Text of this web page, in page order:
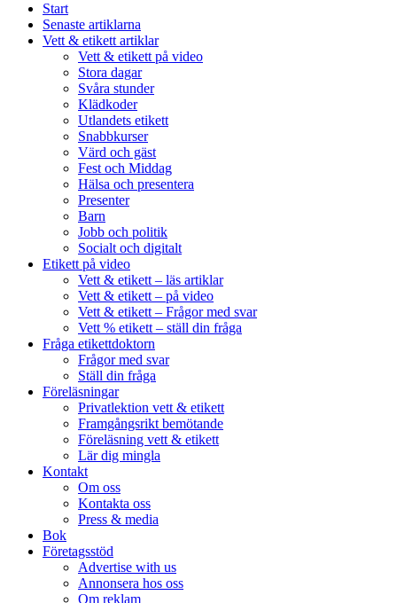
Start
Senaste artiklarna
Vett & etikett artiklar
Vett & etikett på video
Stora dagar
Svåra stunder
Klädkoder
Utlandets etikett
Snabbkurser
Värd och gäst
Fest och Middag
Hälsa och presentera
Presenter
Barn
Jobb och politik
Socialt och digitalt
Etikett på video
Vett & etikett – läs artiklar
Vett & etikett – på video
Vett & etikett – Frågor med svar
Vett % etikett – ställ din fråga
Fråga etikettdoktorn
Frågor med svar
Ställ din fråga
Föreläsningar
Privatlektion vett & etikett
Framgångsrikt bemötande
Föreläsning vett & etikett
Lär dig mingla
Kontakt
Om oss
Kontakta oss
Press & media
Bok
Företagsstöd
Advertise with us
Annonsera hos oss
Om reklam